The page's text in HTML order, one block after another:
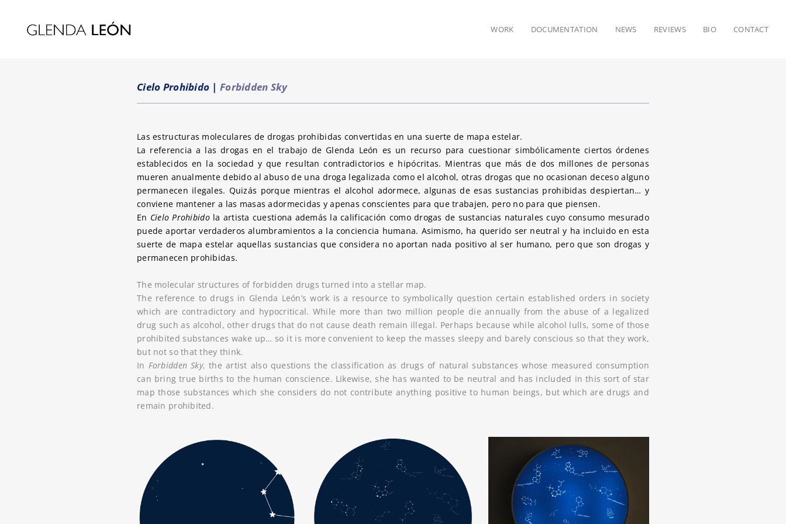
WORK DOCUMENTATION NEWS REVIEWS BIO CONTACT
Cielo Prohibido | Forbidden Sky
Las estructuras moleculares de drogas prohibidas convertidas en una suerte de mapa estelar.
La referencia a las drogas en el trabajo de Glenda León es un recurso para cuestionar simbólicamente ciertos órdenes
establecidos en la sociedad y que resultan contradictorios e hipócritas. Mientras que más de dos millones de personas
mueren anualmente debido al abuso de una droga legalizada como el alcohol, otras drogas que no ocasionan deceso alguno
permanecen ilegales. Quizás porque mientras el alcohol adormece, algunas de esas sustancias prohibidas despiertan… y
conviene mantener a las masas adormecidas y apenas conscientes para que trabajen, pero no para que piensen.
En Cielo Prohibidola artista cuestiona además la calificación como drogas de sustancias naturales cuyo consumo mesurado
puede aportar verdaderos alumbramientos a la conciencia humana. Asimismo, ha querido ser neutral y ha incluido en esta
suerte de mapa estelar aquellas sustancias que considera no aportan nada positivo al ser humano, pero que son drogas y
permanecen prohibidas.
The molecular structures of forbidden drugs turned into a stellar map.
The reference to drugs in Glenda León’s work is a resource to symbolically question certain established orders in society
which are contradictory and hypocritical. While more than two million people die annually from the abuse of a legalized
drug such as alcohol, other drugs that do not cause death remain illegal. Perhaps because while alcohol lulls, some of those
prohibited substances wake up… so it is more convenient to keep the masses sleepy and barely conscious so that they work,
but not so that they think.
In Forbidden Sky, the artist also questions the classification as drugs of natural substances whose measured consumption
can bring true births to the human conscience. Likewise, she has wanted to be neutral and has included in this sort of star
map those substances which she considers do not contribute anything positive to human beings, but which are drugs and
remain prohibited.